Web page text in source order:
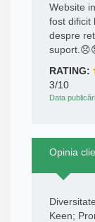
Website
fost dificit
despre
RATING:
3/10
Data
Opinia
Keen;